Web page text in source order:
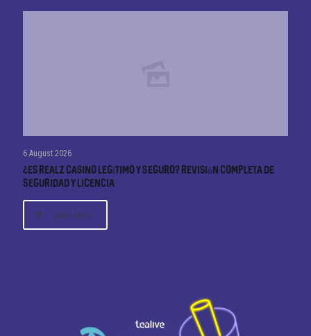
6 August 2026
¿Es Realz Casino Legítimo y Seguro? Revisión Completa de
Seguridad y Licencia
Read More